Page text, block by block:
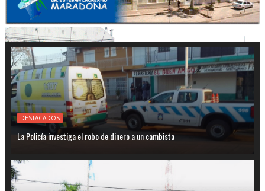
DESTACADOS
La Policía investiga el robo de dinero a un cambista